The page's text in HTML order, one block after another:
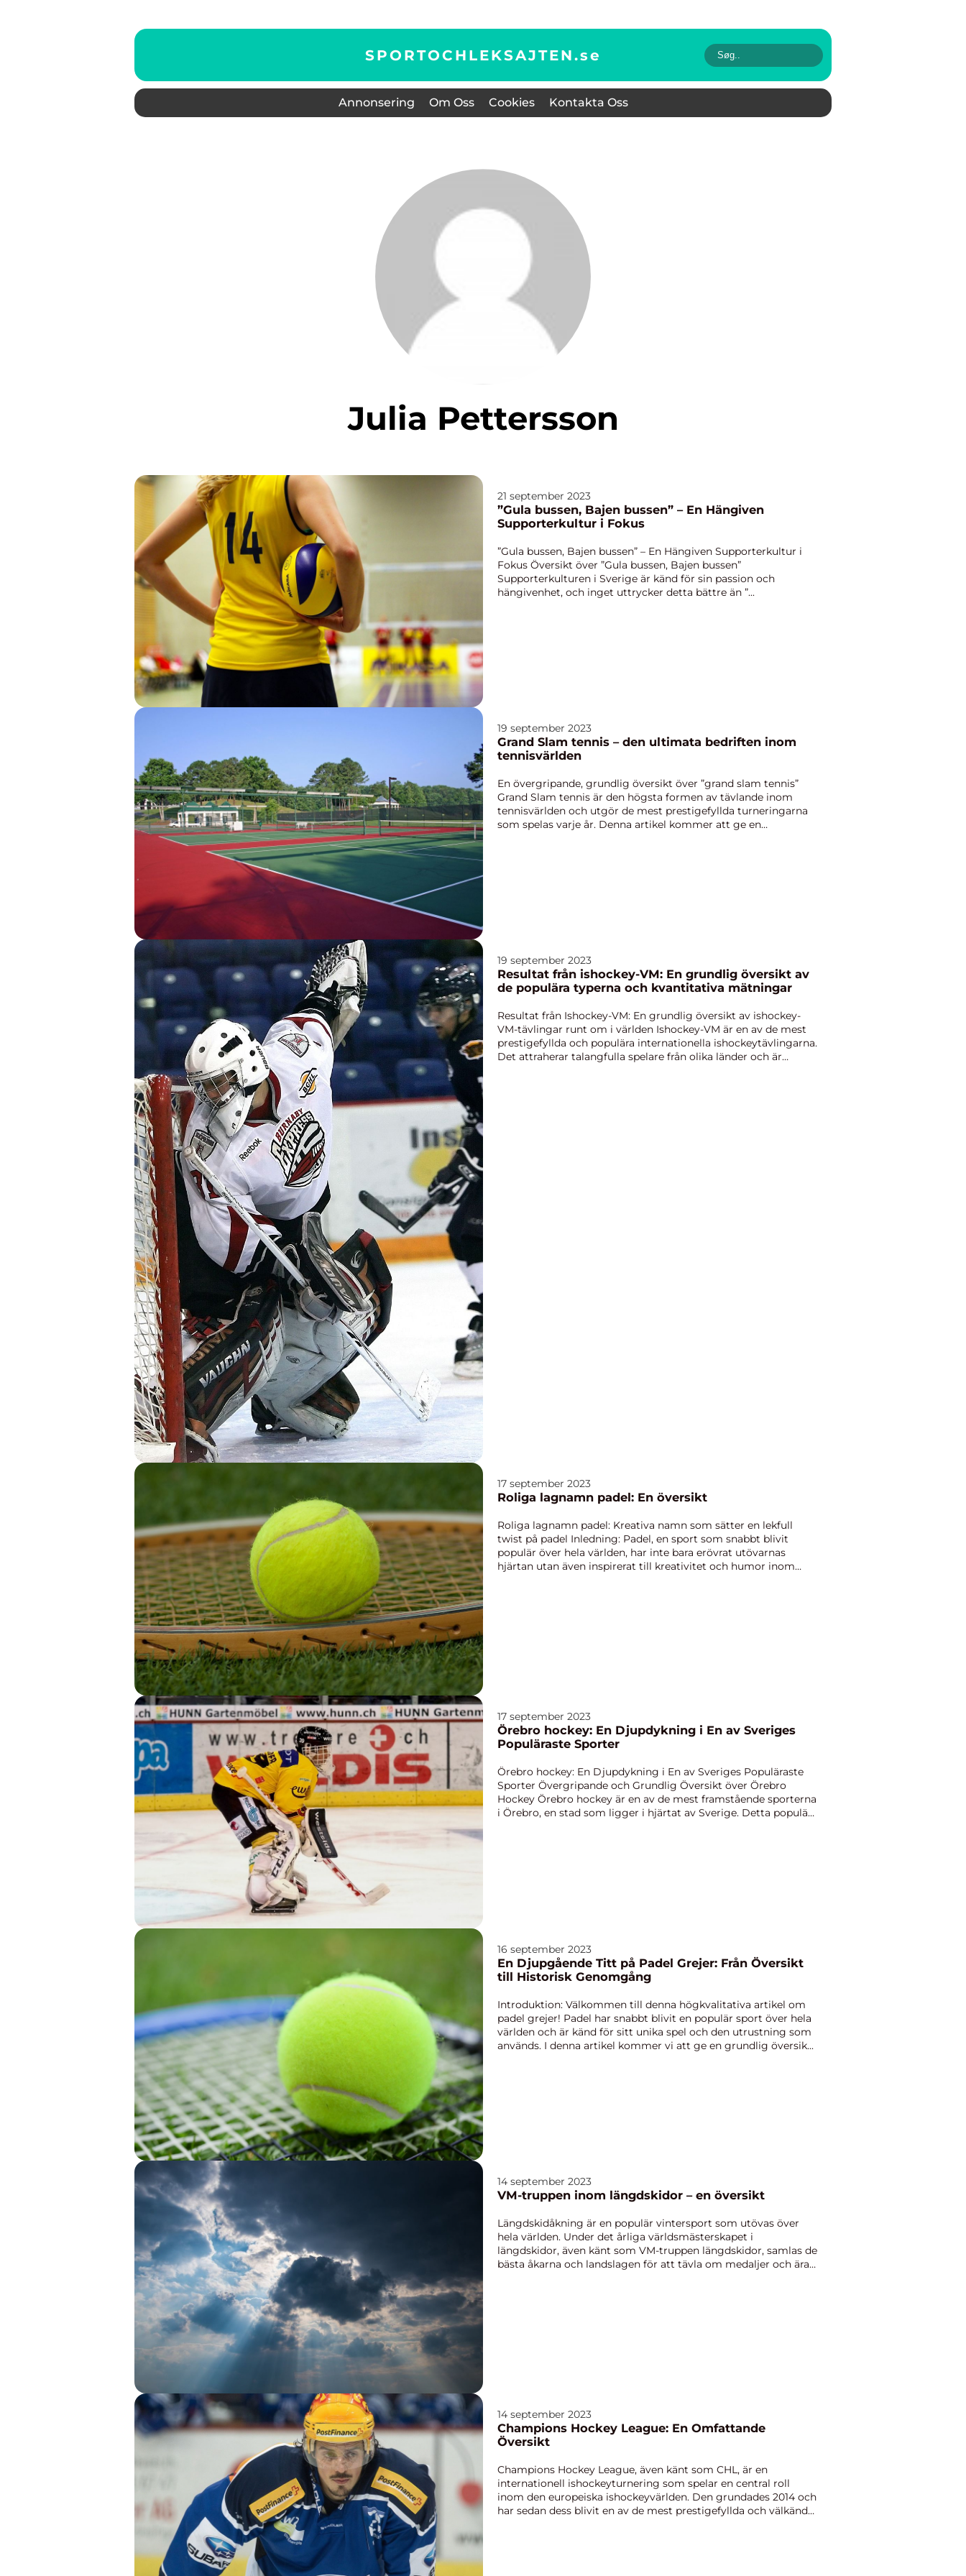
SPORTOCHLEKSAJTEN.se
Annonsering Om Oss Cookies Kontakta Oss
Julia Pettersson
21 september 2023
”Gula bussen, Bajen bussen” – En Hängiven
Supporterkultur i Fokus
”Gula bussen, Bajen bussen” – En Hängiven Supporterkultur i
Fokus Översikt över ”Gula bussen, Bajen bussen”
Supporterkulturen i Sverige är känd för sin passion och
hängivenhet, och inget uttrycker detta bättre än ”...
19 september 2023
Grand Slam tennis – den ultimata bedriften inom
tennisvärlden
En övergripande, grundlig översikt över ”grand slam tennis”
Grand Slam tennis är den högsta formen av tävlande inom
tennisvärlden och utgör de mest prestigefyllda turneringarna
som spelas varje år. Denna artikel kommer att ge en
19 september 2023
Resultat från ishockey-VM: En grundlig översikt av
de populära typerna och kvantitativa mätningar
Resultat från Ishockey-VM: En grundlig översikt av ishockey-
VM-tävlingar runt om i världen Ishockey-VM är en av de mest
prestigefyllda och populära internationella ishockeytävlingarna.
Det attraherar talangfulla spelare från olika länder och är
17 september 2023
Roliga lagnamn padel: En översikt
Roliga lagnamn padel: Kreativa namn som sätter en lekfull
twist på padel Inledning: Padel, en sport som snabbt blivit
populär över hela världen, har inte bara erövrat utövarnas
hjärtan utan även inspirerat till kreativitet och humor inom
17 september 2023
Örebro hockey: En Djupdykning i En av Sveriges
Populäraste Sporter
Örebro hockey: En Djupdykning i En av Sveriges Populäraste
Sporter Övergripande och Grundlig Översikt över Örebro
Hockey Örebro hockey är en av de mest framstående sporterna
i Örebro, en stad som ligger i hjärtat av Sverige. Detta populära
16 september 2023
En Djupgående Titt på Padel Grejer: Från Översikt
till Historisk Genomgång
Introduktion: Välkommen till denna högkvalitativa artikel om
padel grejer! Padel har snabbt blivit en populär sport över hela
världen och är känd för sitt unika spel och den utrustning som
används. I denna artikel kommer vi att ge en grundlig översik...
14 september 2023
VM-truppen inom längdskidor – en översikt
Längdskidåkning är en populär vintersport som utövas över
hela världen. Under det årliga världsmästerskapet i
längdskidor, även känt som VM-truppen längdskidor, samlas de
bästa åkarna och landslagen för att tävla om medaljer och ära. I
14 september 2023
Champions Hockey League: En Omfattande
Översikt
Champions Hockey League, även känt som CHL, är en
internationell ishockeyturnering som spelar en central roll
inom den europeiska ishockeyvärlden. Den grundades 2014 och
har sedan dess blivit en av de mest prestigefyllda och välkända